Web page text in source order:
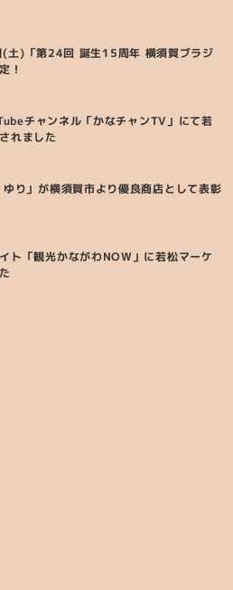
)「第24回 誕生15周年 横須賀ブラジ
！
チャンネル「かなチャンTV」にて若
れました
り」が横須賀市より優良商店として表彰
ト「観光かながわNOW」に若松マーケ